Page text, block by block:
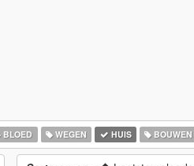
BLOED WEGEN HUIS BOUWEN